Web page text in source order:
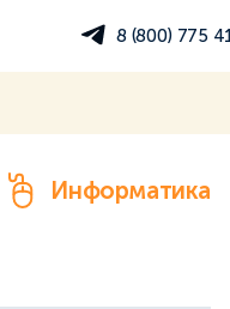
8 (800) 775
Информатика